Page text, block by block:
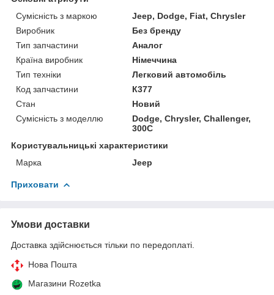
Сумісність з маркою
Jeep, Dodge, Fiat, Chrysler
Виробник
Без бренду
Тип запчастини
Аналог
Країна виробник
Німеччина
Тип техніки
Легковий автомобіль
Код запчастини
К377
Стан
Новий
Сумісність з моделлю
Dodge, Chrysler, Challenger,
300C
Користувальницькі характеристики
Марка
Jeep
Приховати
Умови доставки
Доставка здійснюється тільки по передоплаті.
Нова Пошта
Магазини Rozetka